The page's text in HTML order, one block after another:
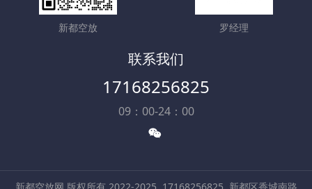
新都空放 罗经理
联系我们
17168256825
09：00-24：00